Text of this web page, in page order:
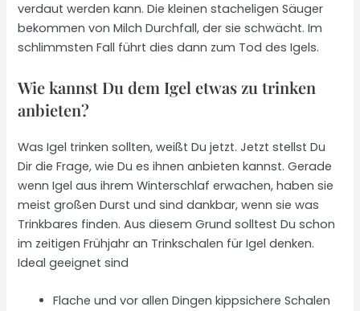
verdaut werden kann. Die kleinen stacheligen Säuger
bekommen von Milch Durchfall, der sie schwächt. Im
schlimmsten Fall führt dies dann zum Tod des Igels.
Wie kannst Du dem Igel etwas zu trinken
anbieten?
Was Igel trinken sollten, weißt Du jetzt. Jetzt stellst Du
Dir die Frage, wie Du es ihnen anbieten kannst. Gerade
wenn Igel aus ihrem Winterschlaf erwachen, haben sie
meist großen Durst und sind dankbar, wenn sie was
Trinkbares finden. Aus diesem Grund solltest Du schon
im zeitigen Frühjahr an Trinkschalen für Igel denken.
Ideal geeignet sind
Flache und vor allen Dingen kippsichere Schalen